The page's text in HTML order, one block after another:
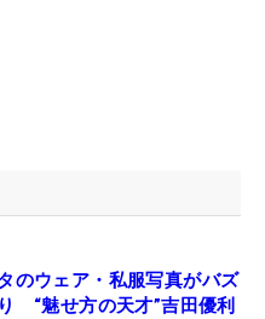
のウェア・私服写真がバズ
“魅せ方の天才”吉田優利